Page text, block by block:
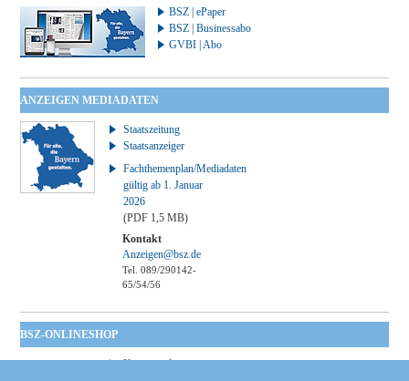
BSZ | ePaper
BSZ | Businessabo
GVBI | Abo
ANZEIGEN MEDIADATEN
Staatszeitung
Staatsanzeiger
Fachthemenplan/Mediadaten
gültig ab 1. Januar
2026
(PDF 1,5 MB)
Kontakt
Anzeigen@bsz.de
Tel. 089/290142-
65/54/56
BSZ-ONLINESHOP
Kommunales